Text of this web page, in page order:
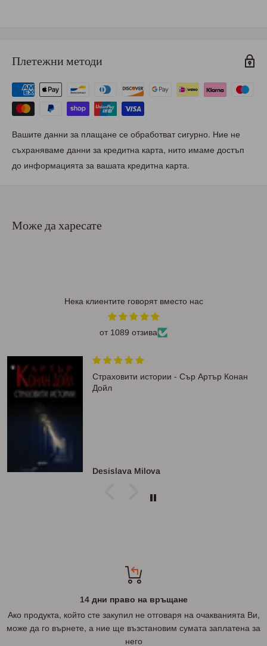
Плетежни методи
Вашите данни за плащане се обработват сигурно. Ние не
съхраняваме данни за кредитна карта, нито имаме достъп
до информацията за вашата кредитна карта.
Може да харесате
Нека клиентите говорят вместо нас
от 1089 отзива
Страховити истории - Сър Артър Конан
Дойл
Desislava Milova
14 дни право на връщане
Ако продукта, който сте закупил не отговаря на очакванията Ви,
може да го върнете, а ние ще възстановим сумата заплатена за
него